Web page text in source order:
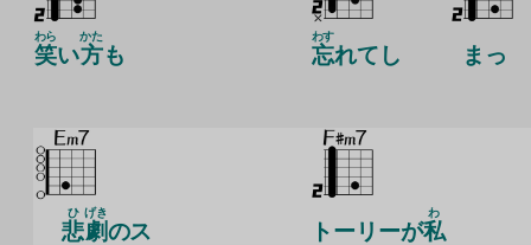
笑
わら
い方
かた
も 忘
わす
れてし まっ
悲
ひ
劇
げき
のス トーリーが私
わ